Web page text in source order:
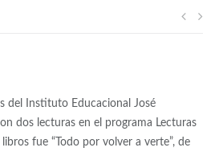
del Instituto Educacional José
dos lecturas en el programa Lecturas
fue “Todo por volver a verte”, de